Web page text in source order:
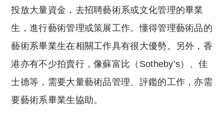
投放大量資金，去招聘藝術系或文化管理的畢業
生，進行藝術管理或策展工作。懂得管理藝術品的
藝術系畢業生在相關工作具有很大優勢。另外，香
港亦有不少拍賣行，像蘇富比（Sotheby’s）、佳
士德等，需要大量藝術品管理、評鑑的工作，亦需
要藝術系畢業生協助。